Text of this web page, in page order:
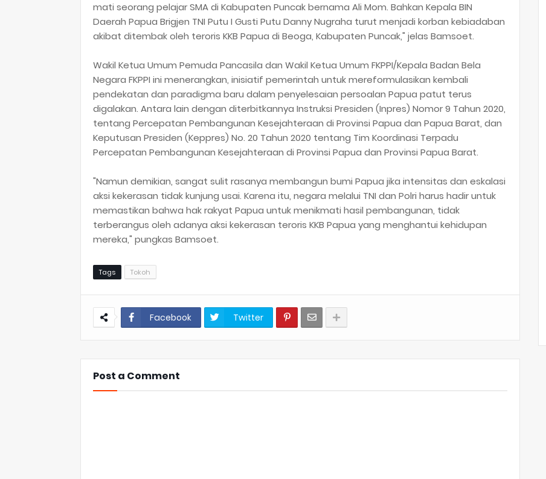
mati seorang pelajar SMA di Kabupaten Puncak bernama Ali Mom. Bahkan Kepala BIN
Daerah Papua Brigjen TNI Putu I Gusti Putu Danny Nugraha turut menjadi korban kebiadaban
akibat ditembak oleh teroris KKB Papua di Beoga, Kabupaten Puncak," jelas Bamsoet.
Wakil Ketua Umum Pemuda Pancasila dan Wakil Ketua Umum FKPPI/Kepala Badan Bela
Negara FKPPI ini menerangkan, inisiatif pemerintah untuk mereformulasikan kembali
pendekatan dan paradigma baru dalam penyelesaian persoalan Papua patut terus
digalakan. Antara lain dengan diterbitkannya Instruksi Presiden (Inpres) Nomor 9 Tahun 2020,
tentang Percepatan Pembangunan Kesejahteraan di Provinsi Papua dan Papua Barat, dan
Keputusan Presiden (Keppres) No. 20 Tahun 2020 tentang Tim Koordinasi Terpadu
Percepatan Pembangunan Kesejahteraan di Provinsi Papua dan Provinsi Papua Barat.
"Namun demikian, sangat sulit rasanya membangun bumi Papua jika intensitas dan eskalasi
aksi kekerasan tidak kunjung usai. Karena itu, negara melalui TNI dan Polri harus hadir untuk
memastikan bahwa hak rakyat Papua untuk menikmati hasil pembangunan, tidak
terberangus oleh adanya aksi kekerasan teroris KKB Papua yang menghantui kehidupan
mereka," pungkas Bamsoet.
Tags Tokoh
Facebook Twitter
Post a Comment